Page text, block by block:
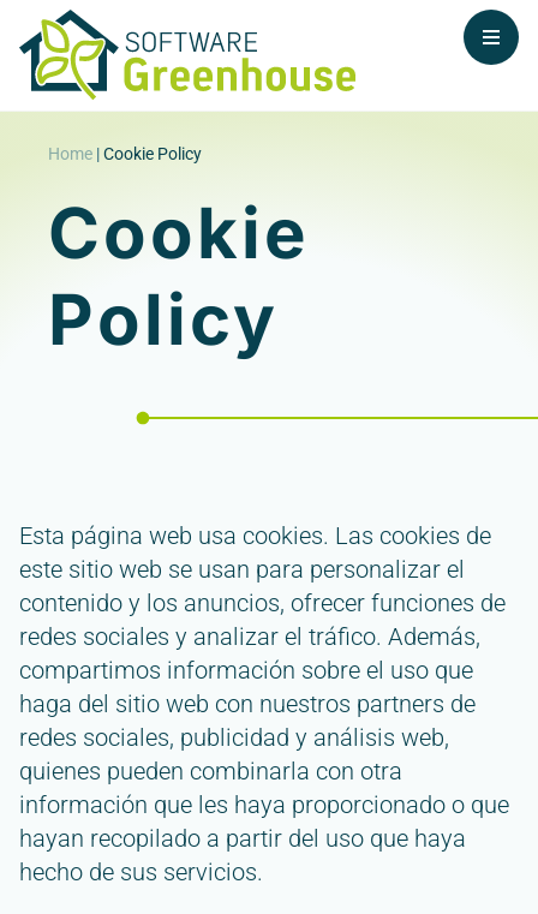
Home |Cookie Policy
Cookie
Policy
Esta página web usa cookies. Las cookies de
este sitio web se usan para personalizar el
contenido y los anuncios, ofrecer funciones de
redes sociales y analizar el tráfico. Además,
compartimos información sobre el uso que
haga del sitio web con nuestros partners de
redes sociales, publicidad y análisis web,
quienes pueden combinarla con otra
información que les haya proporcionado o que
hayan recopilado a partir del uso que haya
hecho de sus servicios.